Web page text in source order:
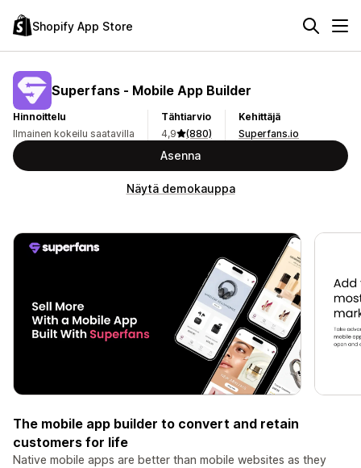
Shopify App Store
Superfans ‑ Mobile App Builder
Hinnoittelu
Ilmainen kokeilu saatavilla
Tähtiarvio
4,9
(880)
Kehittäjä
Superfans.io
Asenna
Näytä demokauppa
The mobile app builder to convert and retain
customers for life
Native mobile apps are better than mobile websites as they